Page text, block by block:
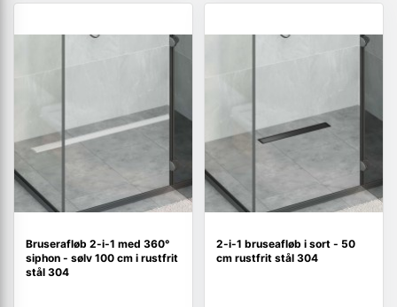
Bruserafløb 2-i-1 med 360°
siphon - sølv 100 cm i rustfrit
stål 304
2-i-1 bruseafløb i sort - 50
cm rustfrit stål 304